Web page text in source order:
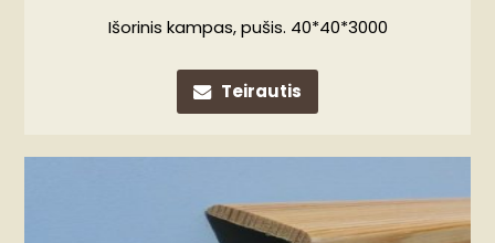
Išorinis kampas, pušis. 40*40*3000
Teirautis